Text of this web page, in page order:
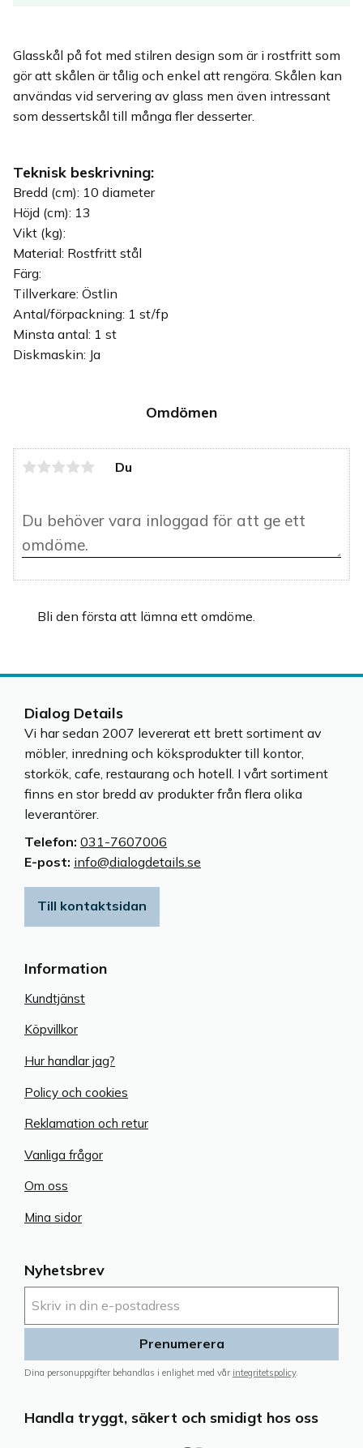
Glasskål på fot med stilren design som är i rostfritt som
gör att skålen är tålig och enkel att rengöra. Skålen kan
användas vid servering av glass men även intressant
som dessertskål till många fler desserter.
Teknisk beskrivning:
Bredd (cm): 10 diameter
Höjd (cm): 13
Vikt (kg):
Material: Rostfritt stål
Färg:
Tillverkare: Östlin
Antal/förpackning: 1 st/fp
Minsta antal: 1 st
Diskmaskin: Ja
Omdömen
Du
Bli den första att lämna ett omdöme.
Nyhetsbrev
Prenumerera
Dina personuppgifter behandlas i enlighet med vår integritetspolicy.
Handla tryggt, säkert och smidigt hos oss
Information
Kundtjänst
Köpvillkor
Hur handlar jag?
Policy och cookies
Reklamation och retur
Vanliga frågor
Om oss
Mina sidor
Dialog Details
Vi har sedan 2007 levererat ett brett sortiment av
möbler, inredning och köksprodukter till kontor,
storkök, cafe, restaurang och hotell. I vårt sortiment
finns en stor bredd av produkter från flera olika
leverantörer.
Telefon: 031-7607006
E-post: info@dialogdetails.se
Till kontaktsidan